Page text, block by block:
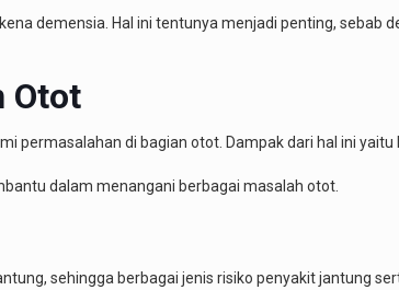
demensia. Hal ini tentunya menjadi penting, sebab
Otot
permasalahan di bagian otot. Dampak dari hal ini
dalam menangani berbagai masalah otot.
sehingga berbagai jenis risiko penyakit jantung